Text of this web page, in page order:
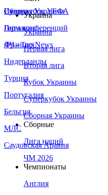
Сборная Украины
Италия
Германия
Франция
Нидерланды
Турция
Португалия
Бельгия
МЛС
Саудовская Аравия
Суперкубок УЕФА
Лига конференций
ЛЧ - Top News
Украина
Украина
Первая лига
Вторая лига
Кубок Украины
Суперкубок Украины
Сборная Украины
Сборные
Лига наций
ЧМ 2026
Чемпионаты
Англия